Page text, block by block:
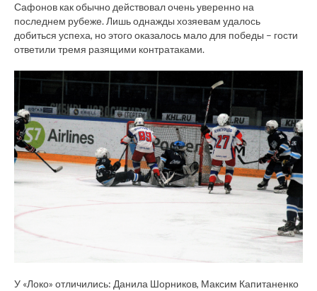
Сафонов как обычно действовал очень уверенно на
последнем рубеже. Лишь однажды хозяевам удалось
добиться успеха, но этого оказалось мало для победы – гости
ответили тремя разящими контратаками.
У «Локо» отличились: Данила Шорников, Максим Капитаненко